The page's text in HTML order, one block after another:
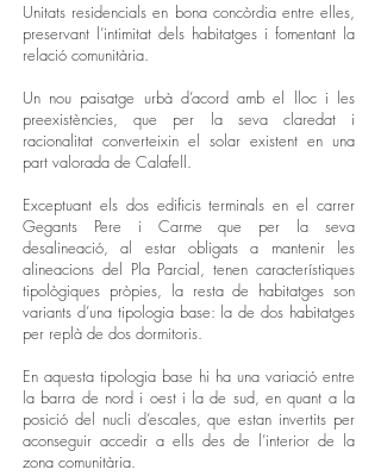
Unitats residencials en bona concòrdia entre elles,
preservant l’intimitat dels habitatges i fomentant la
relació comunitària.
Un nou paisatge urbà d’acord amb el lloc i les
preexistències, que per la seva claredat i
racionalitat converteixin el solar existent en una
part valorada de Calafell.
Exceptuant els dos edificis terminals en el carrer
Gegants Pere i Carme que per la seva
desalineació, al estar obligats a mantenir les
alineacions del Pla Parcial, tenen característiques
tipològiques pròpies, la resta de habitatges son
variants d’una tipologia base: la de dos habitatges
per replà de dos dormitoris.
En aquesta tipologia base hi ha una variació entre
la barra de nord i oest i la de sud, en quant a la
posició del nucli d’escales, que estan invertits per
aconseguir accedir a ells des de l’interior de la
zona comunitària.